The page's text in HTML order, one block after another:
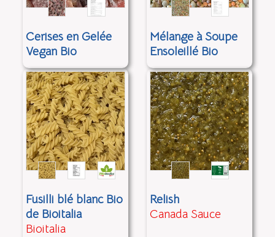
Cerises en Gelée
Vegan Bio
Mélange à Soupe
Ensoleillé Bio
Fusilli blé blanc Bio
de Bioitalia
Bioitalia
Relish
Canada Sauce